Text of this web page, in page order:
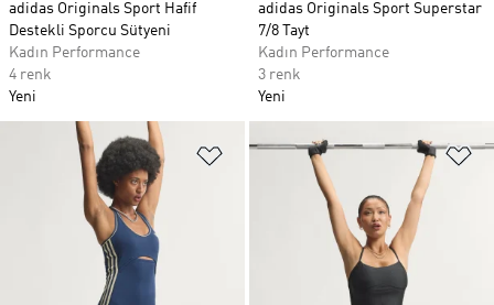
adidas Originals Sport Hafif
Destekli Sporcu Sütyeni
Kadın Performance
4 renk
Yeni
adidas Originals Sport Superstar
7/8 Tayt
Kadın Performance
3 renk
Yeni
Favori Listesine Ekle